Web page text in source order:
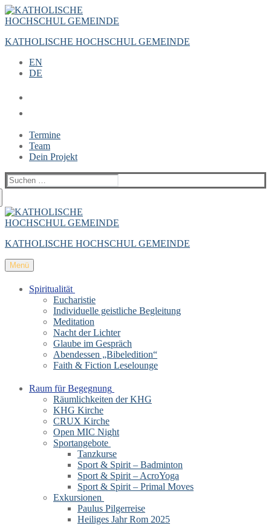
Zum
Inhalt
Menü
Schließen
KATHOLISCHE HOCHSCHUL GEMEINDE
EN
DE
Termine
Team
Dein Projekt
Suchen
nach:
KATHOLISCHE HOCHSCHUL GEMEINDE
Menü
Spiritualität
Eucharistie
Individuelle geistliche Begleitung
Meditation
Nacht der Lichter
Glaube im Gespräch
Abendessen „Bibeledition“
Faith & Fiction Leselounge
Raum für Begegnung
Räumlichkeiten der KHG
KHG Kirche
CRUX Kirche
Open MIC Night
Sportangebote
Tanzkurse
Sport & Spirit – Badminton
Sport & Spirit – AcroYoga
Sport & Spirit – Primal Moves
Exkursionen
Paulus Pilgerreise
Heiliges Jahr Rom 2025